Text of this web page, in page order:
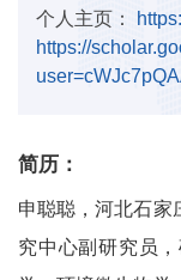
个人主页：
https://
简历：
申聪聪，河北石家
究中心副研究员